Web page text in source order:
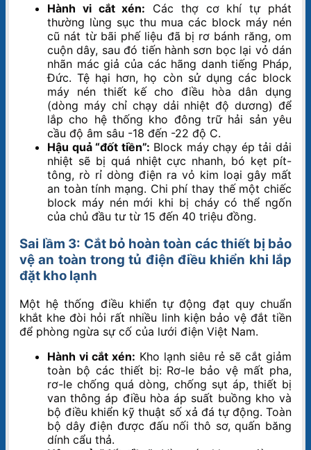
Hành vi cắt xén: Các thợ cơ khí tự phát
thường lùng sục thu mua các block máy nén
cũ nát từ bãi phế liệu đã bị rơ bánh răng, om
cuộn dây, sau đó tiến hành sơn bọc lại vỏ dán
nhãn mác giả của các hãng danh tiếng Pháp,
Đức. Tệ hại hơn, họ còn sử dụng các block
máy nén thiết kế cho điều hòa dân dụng
(dòng máy chỉ chạy dải nhiệt độ dương) để
lắp cho hệ thống kho đông trữ hải sản yêu
cầu độ âm sâu -18 đến -22 độ C.
Hậu quả “đốt tiền”: Block máy chạy ép tải dải
nhiệt sẽ bị quá nhiệt cực nhanh, bó kẹt pít-
tông, rò rỉ dòng điện ra vỏ kim loại gây mất
an toàn tính mạng. Chi phí thay thế một chiếc
block máy nén mới khi bị cháy có thể ngốn
của chủ đầu tư từ 15 đến 40 triệu đồng.
Sai lầm 3: Cắt bỏ hoàn toàn các thiết bị bảo
vệ an toàn trong tủ điện điều khiển khi lắp
đặt kho lạnh
Một hệ thống điều khiển tự động đạt quy chuẩn
khắt khe đòi hỏi rất nhiều linh kiện bảo vệ đắt tiền
để phòng ngừa sự cố của lưới điện Việt Nam.
Hành vi cắt xén: Kho lạnh siêu rẻ sẽ cắt giảm
toàn bộ các thiết bị: Rơ-le bảo vệ mất pha,
rơ-le chống quá dòng, chống sụt áp, thiết bị
van thông áp điều hòa áp suất buồng kho và
bộ điều khiển kỹ thuật số xả đá tự động. Toàn
bộ dây điện được đấu nối thô sơ, quấn băng
dính cẩu thả.